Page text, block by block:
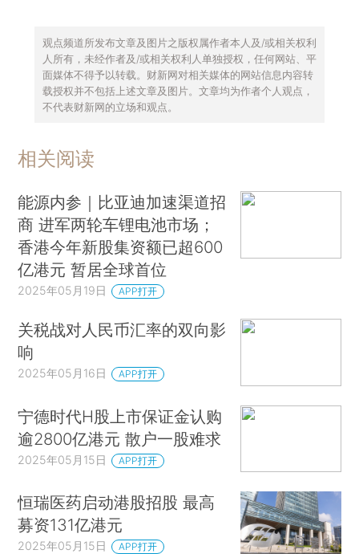
观点频道所发布文章及图片之版权属作者本人及/或相关权利
人所有，未经作者及/或相关权利人单独授权，任何网站、平
面媒体不得予以转载。财新网对相关媒体的网站信息内容转
载授权并不包括上述文章及图片。文章均为作者个人观点，
不代表财新网的立场和观点。
相关阅读
能源内参｜比亚迪加速渠道招
商 进军两轮车锂电池市场；
香港今年新股集资额已超600
亿港元 暂居全球首位
2025年05月19日 APP打开
关税战对人民币汇率的双向影
响
2025年05月16日 APP打开
宁德时代H股上市保证金认购
逾2800亿港元 散户一股难求
2025年05月15日 APP打开
恒瑞医药启动港股招股 最高
募资131亿港元
2025年05月15日 APP打开